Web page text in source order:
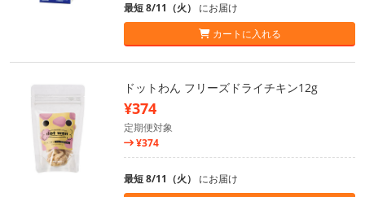
最短 8/11（火） にお届け
カートに入れる
ドットわん フリーズドライチキン12g
¥374
定期便対象
¥374
最短 8/11（火） にお届け